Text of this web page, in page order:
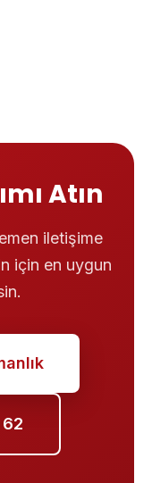
Atın
iletişime
için en uygun